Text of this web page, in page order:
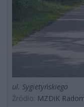
ul. Sygietyńskiego
Źródło: MZDiK